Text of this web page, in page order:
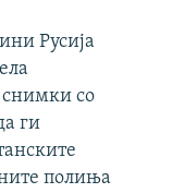
Русија
снимки со
ги
полиња